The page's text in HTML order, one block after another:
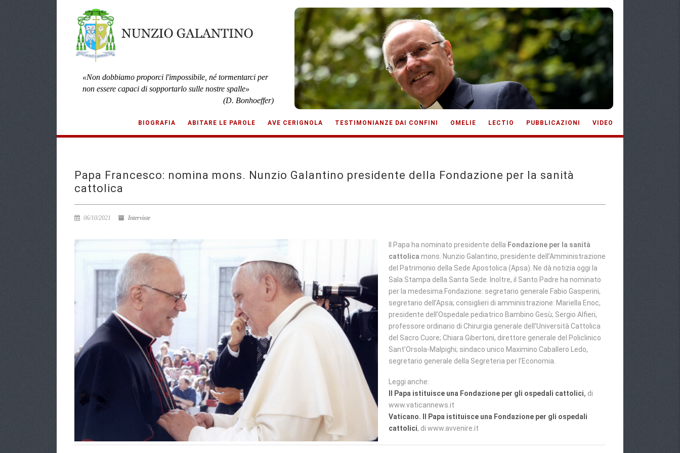
«Non dobbiamo proporci l'impossibile, né tormentarci per
non essere capaci di sopportarlo sulle nostre spalle»
(D. Bonhoeffer)
BIOGRAFIA ABITARE LE PAROLE AVE CERIGNOLA TESTIMONIANZE DAI CONFINI OMELIE LECTIO PUBBLICAZIONI VIDEO
Papa Francesco: nomina mons. Nunzio Galantino presidente della Fondazione per la sanità
cattolica
06/10/2021 Interviste
Il Papa ha nominato presidente della Fondazione per la sanità
cattolica mons. Nunzio Galantino, presidente dell’Amministrazione
del Patrimonio della Sede Apostolica (Apsa). Ne dà notizia oggi la
Sala Stampa della Santa Sede. Inoltre, il Santo Padre ha nominato
per la medesima Fondazione: segretario generale Fabio Gasperini,
segretario dell’Apsa; consiglieri di amministrazione: Mariella Enoc,
presidente dell’Ospedale pediatrico Bambino Gesù; Sergio Alfieri,
professore ordinario di Chirurgia generale dell’Università Cattolica
del Sacro Cuore; Chiara Gibertoni, direttore generale del Policlinico
Sant’Orsola-Malpighi; sindaco unico Maximino Caballero Ledo,
segretario generale della Segreteria per l’Economia.
Leggi anche:
Il Papa istituisce una Fondazione per gli ospedali cattolici, di
www.vaticannews.it
Vaticano. Il Papa istituisce una Fondazione per gli ospedali
cattolici, di www.avvenire.it